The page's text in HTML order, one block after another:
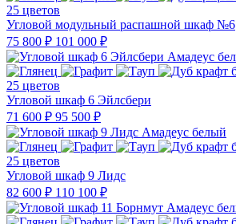
25 цветов
Угловой модульный распашной шкаф №6
75 800 ₽ 101 000 ₽
25 цветов
Угловой шкаф 6 Эйлсбери
71 600 ₽ 95 500 ₽
25 цветов
Угловой шкаф 9 Лидс
82 600 ₽ 110 100 ₽